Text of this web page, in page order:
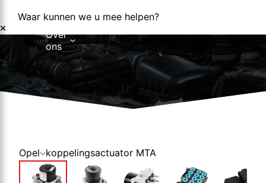
Waar kunnen we u mee helpen?
HomeOver
ons
Over ons
Nieuws
Reparaties Reparatieformulier Foutcodes
Opel koppelingsactuator MTA